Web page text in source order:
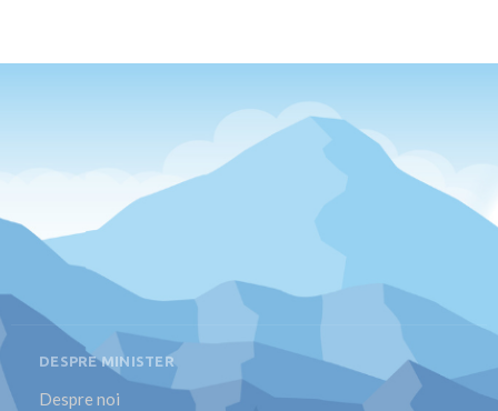
DESPRE MINISTER
Despre noi